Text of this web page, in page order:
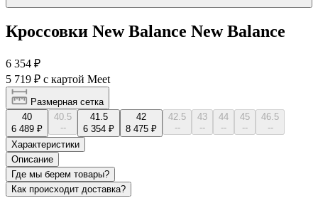
Кроссовки New Balance New Balance
6 354 ₽
5 719 ₽ с картой Meet
Размерная сетка
40
6 489 ₽
40.5
--
41.5
6 354 ₽
42
8 475 ₽
42.5
--
43
--
44
--
45
--
46.5
--
Характеристики
Описание
Где мы берем товары?
Как происходит доставка?